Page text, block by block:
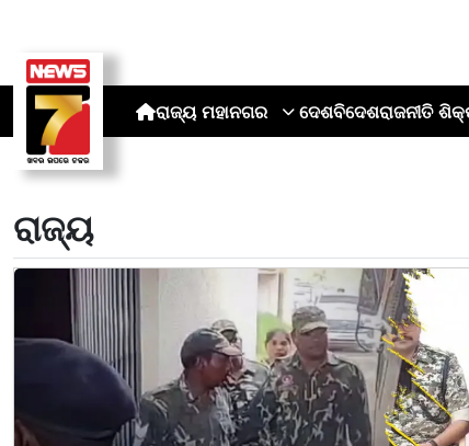
ରାଜ୍ୟ ମହାନଗର ଦେଶବିଦେଶରାଜନୀତି
ରାଜ୍ୟ